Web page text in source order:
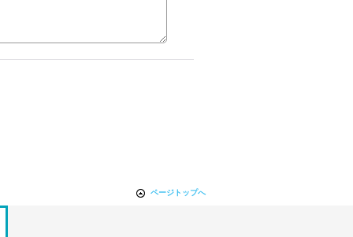
ページトップへ